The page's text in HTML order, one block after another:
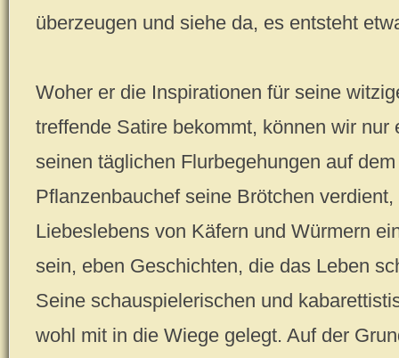
überzeugen und siehe da, es entsteht
Woher er die Inspirationen für seine
treffende Satire bekommt, können wir nur
seinen täglichen Flurbegehungen auf
Pflanzenbauchef seine Brötchen
Liebeslebens von Käfern und Würmern
sein, eben Geschichten, die das Leben
Seine schauspielerischen und
wohl mit in die Wiege gelegt. Auf der